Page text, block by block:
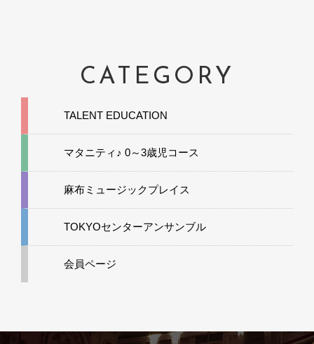
CATEGORY
TALENT EDUCATION
マタニティ♪ 0～3歳児コース
麻布ミュージックプレイス
TOKYOセンターアンサンブル
会員ページ